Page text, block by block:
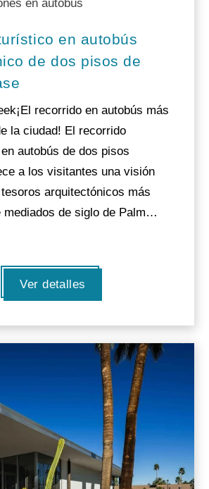
en autobús
en autobús
de dos pisos de
recorrido en autobús más
la ciudad! El recorrido
autobús de dos pisos
a los visitantes una visión
arquitectónicos más
mediados de siglo de Palm…
Ver detalles